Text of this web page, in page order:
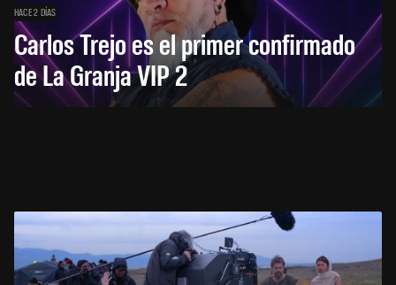
HACE 2 DÍAS
Carlos Trejo es el primer confirmado
de La Granja VIP 2